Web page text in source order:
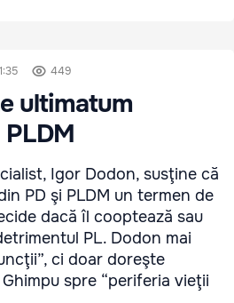
449
ultimatum
Igor Dodon, susţine că
PD şi PLDM un termen de
dacă îl cooptează sau
PL. Dodon mai
ci doar doreşte
spre “periferia vieţii